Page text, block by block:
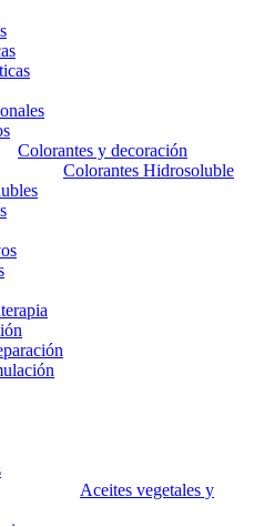
Colorantes y decoración
Colorantes Hidrosoluble
Aceites vegetales y